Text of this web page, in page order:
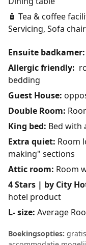
🧴 Tea & coffee
Servicing, Sofa chair
Ensuite badkamer:
Allergic friendly:
bedding
Guest House:
Double Room:
King bed: Bed with
Extra quiet: Room
making" sections
Attic room: Room
4 Stars | by City
hotel product
L- size: Average
Boekingsopties: